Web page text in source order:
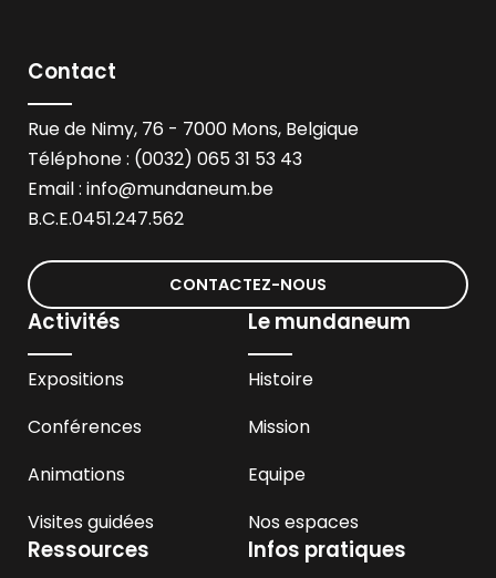
Contact
Rue de Nimy, 76 - 7000 Mons, Belgique
Téléphone : (0032) 065 31 53 43
Email : info@mundaneum.be
B.C.E.0451.247.562
CONTACTEZ-NOUS
Activités
Expositions
Conférences
Animations
Visites guidées
Le mundaneum
Histoire
Mission
Equipe
Nos espaces
Ressources Infos pratiques